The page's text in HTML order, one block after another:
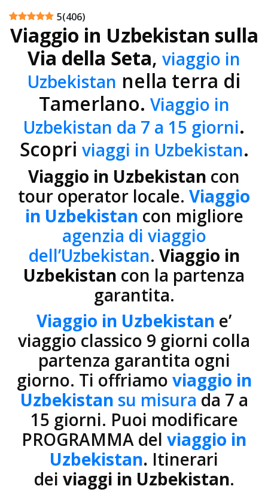
5(406)
Viaggio in Uzbekistan sulla
Via della Seta, viaggio in
Uzbekistan nella terra di
Tamerlano. Viaggio in
Uzbekistan da 7 a 15 giorni.
Scopri viaggi in Uzbekistan.
Viaggio in Uzbekistan con
tour operator locale. Viaggio
in Uzbekistan con migliore
agenzia di viaggio
dell’Uzbekistan. Viaggio in
Uzbekistan con la partenza
garantita.
Viaggio in Uzbekistan e’
viaggio classico 9 giorni colla
partenza garantita ogni
giorno. Ti offriamo viaggio in
Uzbekistan su misura da 7 a
15 giorni. Puoi modificare
PROGRAMMA del viaggio in
Uzbekistan. Itinerari
dei viaggi in Uzbekistan.